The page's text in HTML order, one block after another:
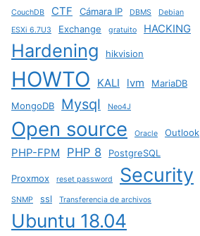
CouchDB CTF Cámara IP DBMS
Debian
ESXi 6.7U3
Exchange gratuito HACKING
Hardening hikvision
HOWTO KALI lvm
MariaDB
MongoDB
Mysql Neo4J
Open source Oracle Outlook
PHP-FPM PHP 8 PostgreSQL
Proxmox reset password Security
SNMP ssl Transferencia de archivos
Ubuntu 18.04